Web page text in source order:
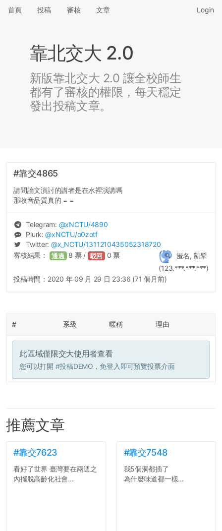
首頁 投稿 審核 文章 Login
靠北交大 2.0
新版靠北交大 2.0 讓全校師生
都有了審核的權限，每天穩定
發出投稿文章。
#靠交4865
請問論文演討的講者是在水裡演講嗎
那收音品質真的 = =
Telegram: @xNCTU/4890
Plurk:@xNCTU/o0zotf
Twitter: @x_NCTU/1311210435052318720
匿名, 凱擘
(123.***.***.***)
審核結果： 通過 8 票 / 駁回 0 票
投稿時間： 2020 年 09 月 29 日 23:36 (71 個月前)
# 系級 暱稱 理由
此區域僅限交大使用者查看
您可以打開 #投稿DEMO ，免登入即可預覽投票介面
推薦文章
#靠交7623
看好了世界 臺灣要在兩週之
內擺脫高齡化社會...
#靠交7548
我5個洞都插了
為什麼味道都一樣...